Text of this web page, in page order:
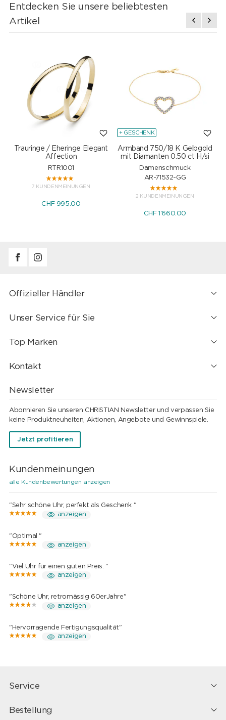
Entdecken Sie unsere beliebtesten
Artikel
Trauringe / Eheringe Elegant
Affection
RTR1001
7 KUNDENMEINUNGEN
CHF 995.00
+ GESCHENK
Armband 750/18 K Gelbgold
mit Diamanten 0.50 ct H/si
Damenschmuck
AR-71532-GG
2 KUNDENMEINUNGEN
CHF 1'660.00
Offizieller Händler
Unser Service für Sie
Top Marken
Kontakt
Newsletter
Abonnieren Sie unseren CHRISTIAN Newsletter und verpassen Sie
keine Produktneuheiten, Aktionen, Angebote und Gewinnspiele.
Jetzt profitieren
Kundenmeinungen
alle Kundenbewertungen anzeigen
"Sehr schöne Uhr, perfekt als Geschenk "
anzeigen
"Optimal "
anzeigen
"Viel Uhr für einen guten Preis. "
anzeigen
"Schöne Uhr, retromässig 60erJahre"
anzeigen
"Hervorragende Fertigungsqualität"
anzeigen
Service
Bestellung